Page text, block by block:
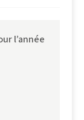
l’année